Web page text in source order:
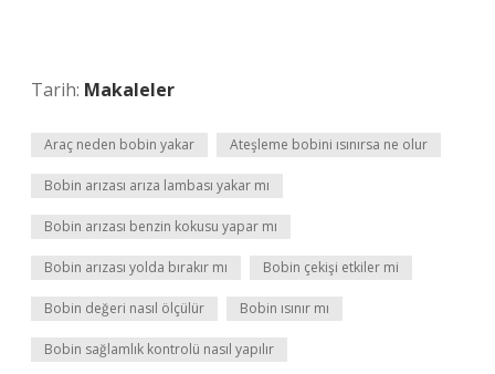
Tarih: Makaleler
Araç neden bobin yakar Ateşleme bobini ısınırsa ne olur
Bobin arızası arıza lambası yakar mı
Bobin arızası benzin kokusu yapar mı
Bobin arızası yolda bırakır mı Bobin çekişi etkiler mi
Bobin değeri nasıl ölçülür Bobin ısınır mı
Bobin sağlamlık kontrolü nasıl yapılır